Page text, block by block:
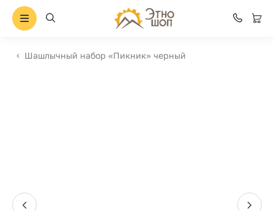
Шашлычный набор «Пикник» черный